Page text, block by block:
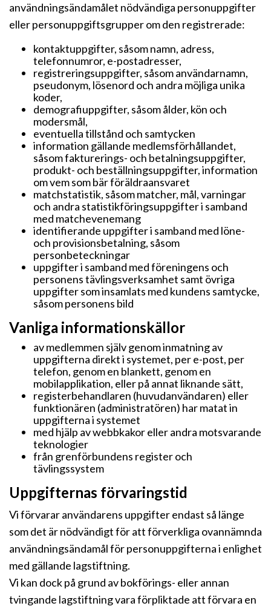
användningsändamålet nödvändiga personuppgifter
eller personuppgiftsgrupper om den registrerade:
kontaktuppgifter, såsom namn, adress,
telefonnumror, e-postadresser,
registreringsuppgifter, såsom användarnamn,
pseudonym, lösenord och andra möjliga unika
koder,
demografiuppgifter, såsom ålder, kön och
modersmål,
eventuella tillstånd och samtycken
information gällande medlemsförhållandet,
såsom fakturerings- och betalningsuppgifter,
produkt- och beställningsuppgifter, information
om vem som bär föräldraansvaret
matchstatistik, såsom matcher, mål, varningar
och andra statistikföringsuppgifter i samband
med matchevenemang
identifierande uppgifter i samband med löne-
och provisionsbetalning, såsom
personbeteckningar
uppgifter i samband med föreningens och
personens tävlingsverksamhet samt övriga
uppgifter som insamlats med kundens samtycke,
såsom personens bild
Vanliga informationskällor
av medlemmen själv genom inmatning av
uppgifterna direkt i systemet, per e-post, per
telefon, genom en blankett, genom en
mobilapplikation, eller på annat liknande sätt,
registerbehandlaren (huvudanvändaren) eller
funktionären (administratören) har matat in
uppgifterna i systemet
med hjälp av webbkakor eller andra motsvarande
teknologier
från grenförbundens register och
tävlingssystem
Uppgifternas förvaringstid
Vi förvarar användarens uppgifter endast så länge
som det är nödvändigt för att förverkliga ovannämnda
användningsändamål för personuppgifterna i enlighet
med gällande lagstiftning.
Vi kan dock på grund av bokförings- eller annan
tvingande lagstiftning vara förpliktade att förvara en